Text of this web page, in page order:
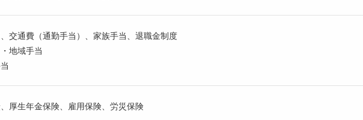
交通費（通勤手当）、家族手当、退職金制度
地域手当
厚生年金保険、雇用保険、労災保険